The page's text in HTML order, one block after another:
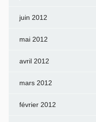
juin 2012
mai 2012
avril 2012
mars 2012
février 2012